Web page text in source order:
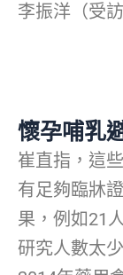
李振洋（受訪
懷孕哺乳
崔直指，這
有足夠臨牀
果，例如21
研究人數太